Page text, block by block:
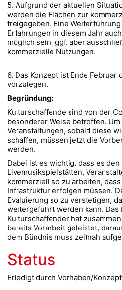
5. Aufgrund der aktuellen
werden die Flächen zur
freigegeben. Eine
Erfahrungen in diesem Jahr
möglich sein, ggf. aber
kommerzielle Nutzungen.
6. Das Konzept ist Ende Februar
vorzulegen.
Begründung:
Kulturschaffende sind von der
besonderer Weise betroffen.
Veranstaltungen, sobald diese
schaffen, müssen jetzt die
werden.
Dabei ist es wichtig, dass es den
Livemusikspielstätten,
kommerziell so zu arbeiten,
Infrastruktur erfolgen müssen.
Evaluierung so zu verstetigen,
weitergeführt werden kann. Das
Kulturschaffender hat
bereits Vorarbeit geleistet,
dem Bündnis muss zeitnah
Status
Erledigt durch Vorhaben/